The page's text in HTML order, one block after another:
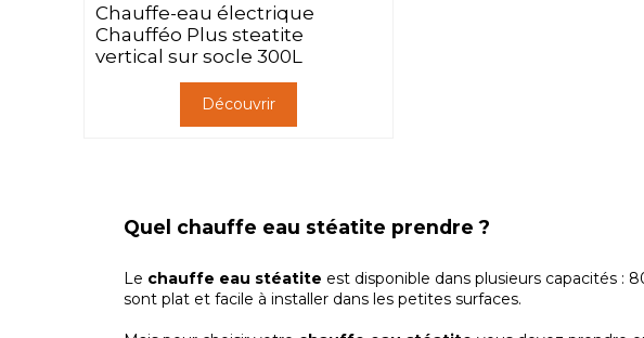
Chauffe-eau électrique
Chaufféo Plus steatite
vertical sur socle 300L
Découvrir
Quel chauffe eau stéatite prendre ?
Le chauffe eau stéatite est disponible dans plusieurs capacités :
sont plat et facile à installer dans les petites surfaces.